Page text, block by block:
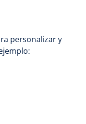
personalizar y